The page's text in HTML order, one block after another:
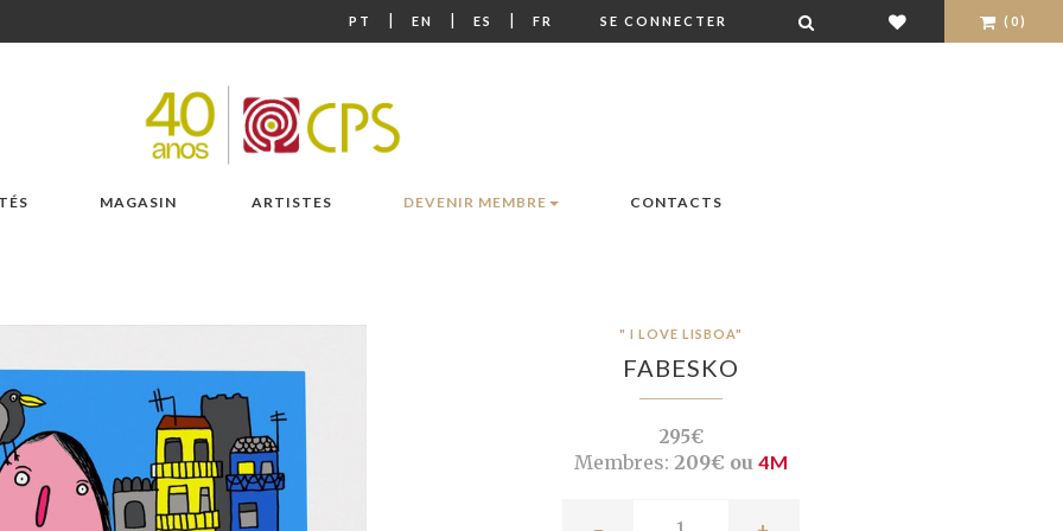
PT | EN | ES | FR SE CONNECTER (0)
MAGASIN ARTISTES DEVENIR MEMBRE CONTACTS
" I LOVE LISBOA"
FABESKO
295€
Membres: 209€ ou 4M